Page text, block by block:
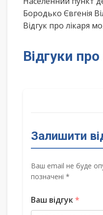
Бородько Євгенія
Відгук про лікаря
Відгуки про
Залишити
Ваш email не буде
позначені *
Ваш відгук*